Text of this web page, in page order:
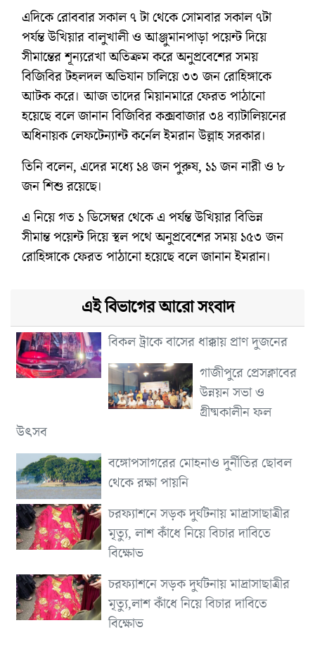
এদিকে রোববার সকাল ৭ টা থেকে সোমবার সকাল ৭টা
পর্যন্ত উখিয়ার বালুখালী ও আঞ্জুমানপাড়া পয়েন্ট দিয়ে
সীমান্তের শূন্যরেখা অতিক্রম করে অনুপ্রবেশের সময়
বিজিবির টহলদল অভিযান চালিয়ে ৩৩ জন রোহিঙ্গাকে
আটক করে। আজ তাদের মিয়ানমারে ফেরত পাঠানো
হয়েছে বলে জানান বিজিবির কক্সবাজার ৩৪ ব্যাটালিয়নের
অধিনায়ক লেফটেন্যান্ট কর্নেল ইমরান উল্লাহ সরকার।
তিনি বলেন, এদের মধ্যে ১৪ জন পুরুষ, ১১ জন নারী ও ৮
জন শিশু রয়েছে।
এ নিয়ে গত ১ ডিসেম্বর থেকে এ পর্যন্ত উখিয়ার বিভিন্ন
সীমান্ত পয়েন্ট দিয়ে স্থল পথে অনুপ্রবেশের সময় ১৫৩ জন
রোহিঙ্গাকে ফেরত পাঠানো হয়েছে বলে জানান ইমরান।
এই বিভাগের আরো সংবাদ
বিকল ট্রাকে বাসের ধাক্কায় প্রাণ দুজনের
গাজীপুরে প্রেসক্লাবের
উন্নয়ন সভা ও
গ্রীষ্মকালীন ফল
উৎসব
বঙ্গোপসাগরের মোহনাও দুর্নীতির ছোবল
থেকে রক্ষা পায়নি
চরফ্যাশনে সড়ক দুর্ঘটনায় মাদ্রাসাছাত্রীর
মৃত্যু, লাশ কাঁধে নিয়ে বিচার দাবিতে
বিক্ষোভ
চরফ্যাশনে সড়ক দুর্ঘটনায় মাদ্রাসাছাত্রীর
মৃত্যু,লাশ কাঁধে নিয়ে বিচার দাবিতে
বিক্ষোভ